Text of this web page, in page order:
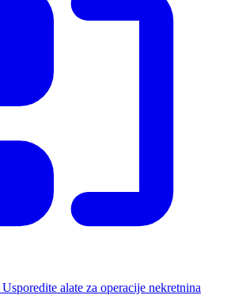
Usporedite alate za operacije nekretnina